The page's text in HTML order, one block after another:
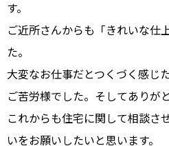
す。
ご近所さんからも「きれいな仕
た。
大変なお仕事だとつくづく感じ
ご苦労様でした。そしてありが
これからも住宅に関して相談さ
いをお願いしたいと思います。